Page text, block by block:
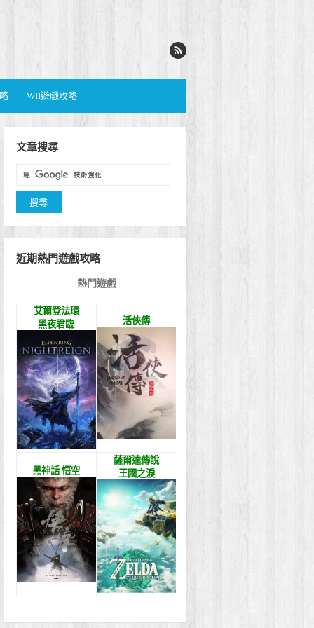
WII遊戲攻略
文章搜尋
近期熱門遊戲攻略
熱門遊戲
艾爾登法環
黑夜君臨
活俠傳
黑神話 悟空
薩爾達傳說
王國之淚